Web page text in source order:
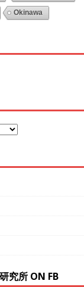
Okinawa
究所 ON FB